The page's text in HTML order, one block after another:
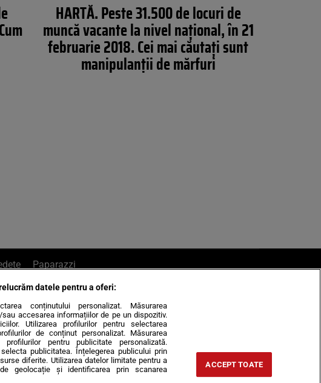
HARTĂ. Peste 31.500 de locuri de
muncă vacante la nivel național, în 21
februarie 2018. Cei mai căutați sunt
manipulanții de mărfuri
Paparazzi
trimite mail la pont@cancan.ro
STYLE Horoscop
datele pentru a oferi:
conținutului personalizat. Măsurarea
accesarea informațiilor de pe un dispozitiv.
Utilizarea profilurilor pentru selectarea
de conținut personalizat. Măsurarea
profilurilor pentru publicitate personalizată.
publicitatea. Înțelegerea publicului prin
diferite. Utilizarea datelor limitate pentru a
geolocație și identificarea prin scanarea
ACCEPT TOATE